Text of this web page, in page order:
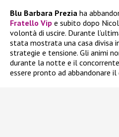
Blu Barbara Prezia ha
Fratello Vip e subito dopo
volontà di uscire. Durante
stata mostrata una casa divisa
strategie e tensione. Gli animi
durante la notte e il
essere pronto ad abbandonare il